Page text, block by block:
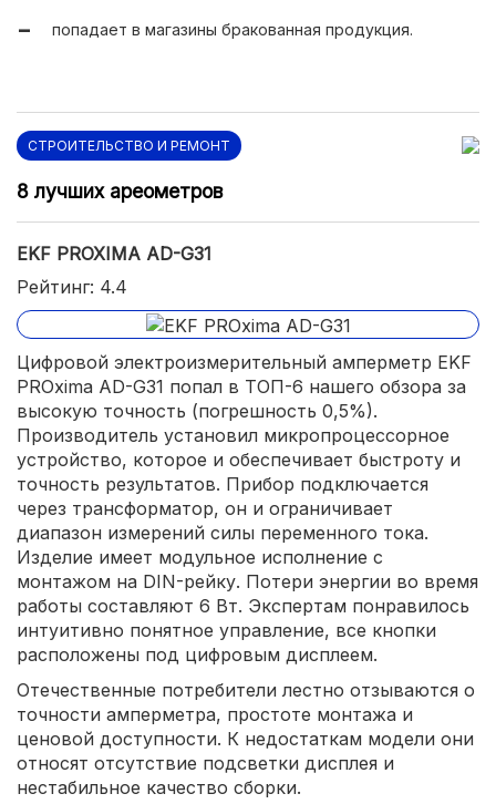
попадает в магазины бракованная продукция.
СТРОИТЕЛЬСТВО И РЕМОНТ
8 лучших ареометров
EKF PROXIMA AD-G31
Рейтинг: 4.4
Цифровой электроизмерительный амперметр EKF
PROxima AD-G31 попал в ТОП-6 нашего обзора за
высокую точность (погрешность 0,5%).
Производитель установил микропроцессорное
устройство, которое и обеспечивает быстроту и
точность результатов. Прибор подключается
через трансформатор, он и ограничивает
диапазон измерений силы переменного тока.
Изделие имеет модульное исполнение с
монтажом на DIN-рейку. Потери энергии во время
работы составляют 6 Вт. Экспертам понравилось
интуитивно понятное управление, все кнопки
расположены под цифровым дисплеем.
Отечественные потребители лестно отзываются о
точности амперметра, простоте монтажа и
ценовой доступности. К недостаткам модели они
относят отсутствие подсветки дисплея и
нестабильное качество сборки.